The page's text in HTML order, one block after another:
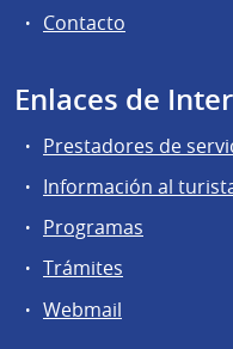
Contacto
Enlaces de
Prestadores de
Información al
Programas
Trámites
Webmail